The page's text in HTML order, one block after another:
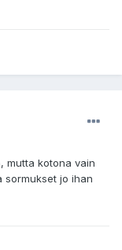
mutta kotona vain
sormukset jo ihan